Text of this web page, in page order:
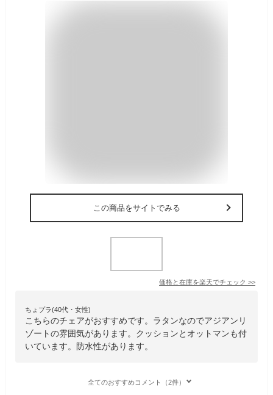
この商品をサイトでみる
価格と在庫を楽天でチェック >>
ちょプラ(40代・女性)
こちらのチェアがおすすめです。ラタンなのでアジアンリ
ゾートの雰囲気があります。クッションとオットマンも付
いています。防水性があります。
全てのおすすめコメント（2件）